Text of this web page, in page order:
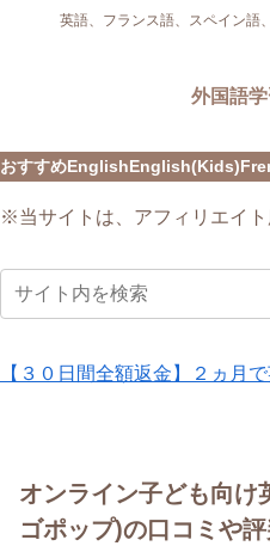
英語、フランス語、スペイン語
外国語
おすすめEnglishEnglish(Kids)
※当サイトは、アフィリエイト
【３０日間全額返金】２ヵ月
オンライン子ども向
ゴポップ)の口コミや